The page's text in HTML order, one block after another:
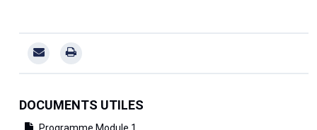
DOCUMENTS UTILES
Programme Module 1